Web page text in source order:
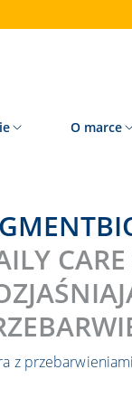
O marce
z przebarwieniami